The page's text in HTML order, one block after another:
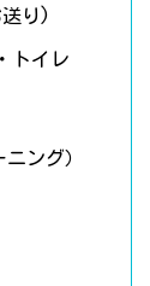
り)
トイレ
ング）